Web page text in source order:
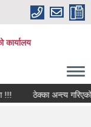
कार्यालय
ठेक्का अन्त्य गरिएको